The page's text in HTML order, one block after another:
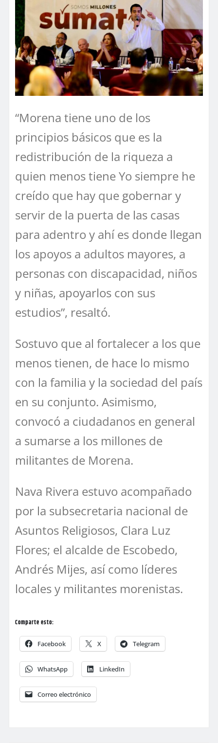
“Morena tiene uno de los
principios básicos que es la
redistribución de la riqueza a
quien menos tiene Yo siempre he
creído que hay que gobernar y
servir de la puerta de las casas
para adentro y ahí es donde llegan
los apoyos a adultos mayores, a
personas con discapacidad, niños
y niñas, apoyarlos con sus
estudios”, resaltó.
Sostuvo que al fortalecer a los que
menos tienen, de hace lo mismo
con la familia y la sociedad del país
en su conjunto. Asimismo,
convocó a ciudadanos en general
a sumarse a los millones de
militantes de Morena.
Nava Rivera estuvo acompañado
por la subsecretaria nacional de
Asuntos Religiosos, Clara Luz
Flores; el alcalde de Escobedo,
Andrés Mijes, así como líderes
locales y militantes morenistas.
Comparte esto:
Facebook X Telegram
WhatsApp LinkedIn
Correo electrónico